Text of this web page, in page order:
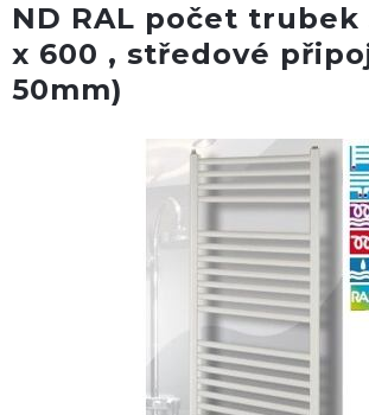
ND RAL počet trubek
x 600 , středové
50mm)